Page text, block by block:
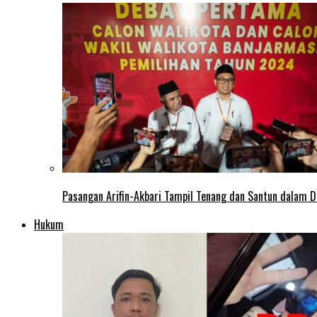
Pasangan Arifin-Akbari Tampil Tenang dan Santun dalam
Hukum